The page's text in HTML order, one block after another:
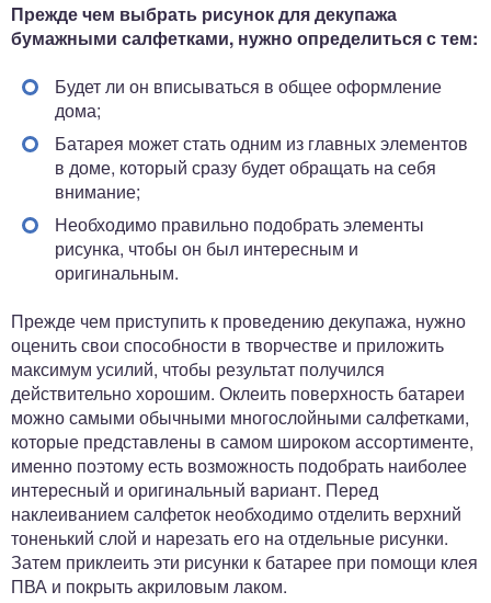
Прежде чем выбрать рисунок для декупажа
бумажными салфетками, нужно определиться с тем:
Будет ли он вписываться в общее оформление
дома;
Батарея может стать одним из главных элементов
в доме, который сразу будет обращать на себя
внимание;
Необходимо правильно подобрать элементы
рисунка, чтобы он был интересным и
оригинальным.
Прежде чем приступить к проведению декупажа, нужно
оценить свои способности в творчестве и приложить
максимум усилий, чтобы результат получился
действительно хорошим. Оклеить поверхность батареи
можно самыми обычными многослойными салфетками,
которые представлены в самом широком ассортименте,
именно поэтому есть возможность подобрать наиболее
интересный и оригинальный вариант. Перед
наклеиванием салфеток необходимо отделить верхний
тоненький слой и нарезать его на отдельные рисунки.
Затем приклеить эти рисунки к батарее при помощи клея
ПВА и покрыть акриловым лаком.